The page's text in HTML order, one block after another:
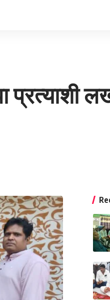
प्रत्याशी